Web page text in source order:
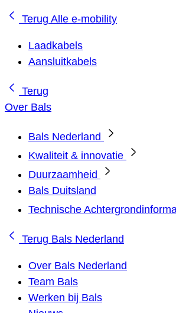
Terug Alle e-mobility
Laadkabels
Aansluitkabels
Terug
Over Bals
Bals Nederland
Kwaliteit & innovatie
Duurzaamheid
Bals Duitsland
Technische
Terug Bals Nederland
Over Bals Nederland
Team Bals
Werken bij Bals